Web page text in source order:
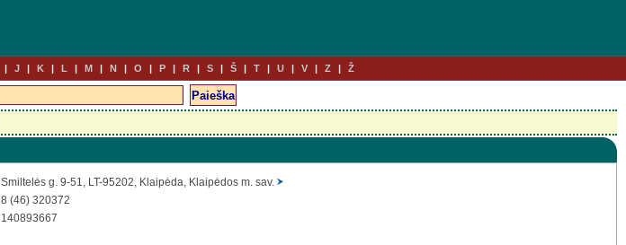
J K L M N O P R S Š T U V Z Ž
Smiltelės g. 9-51, LT-95202, Klaipėda, Klaipėdos m. sav.
8 (46) 320372
140893667